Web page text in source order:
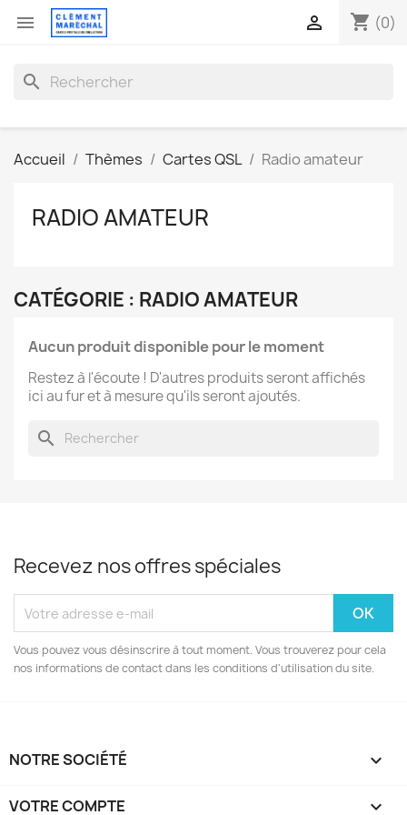
 shopping_cart (0)

search
Accueil Thèmes Cartes QSL Radio amateur
RADIO AMATEUR
CATÉGORIE : RADIO AMATEUR
Aucun produit disponible pour le moment
Restez à l'écoute ! D'autres produits seront affichés
ici au fur et à mesure qu'ils seront ajoutés.
search
Recevez nos offres spéciales
Vous pouvez vous désinscrire à tout moment. Vous trouverez pour cela
nos informations de contact dans les conditions d'utilisation du site.
NOTRE SOCIÉTÉ 
VOTRE COMPTE 